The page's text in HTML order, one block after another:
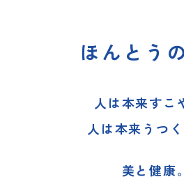
ほんとう
人は本来すこ
人は本来うつく
美と健康。